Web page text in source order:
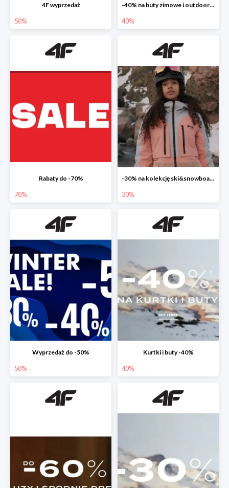
4F wyprzedaż
50%
-40% na buty zimowe i outdoorowe
40%
Rabaty do -70%
70%
-30% na kolekcję ski&snowboard
30%
Wyprzedaż do -50%
50%
Kurtki i buty -40%
40%